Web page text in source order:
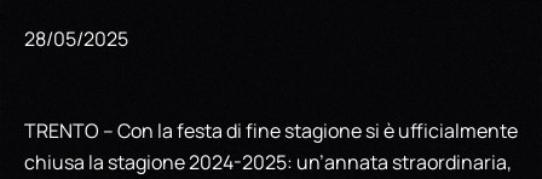
28/05/2025
TRENTO – Con la festa di fine stagione si è ufficialmente
chiusa la stagione 2024-2025: un’annata straordinaria,